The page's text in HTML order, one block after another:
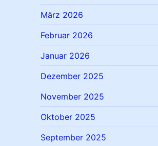
März 2026
Februar 2026
Januar 2026
Dezember 2025
November 2025
Oktober 2025
September 2025